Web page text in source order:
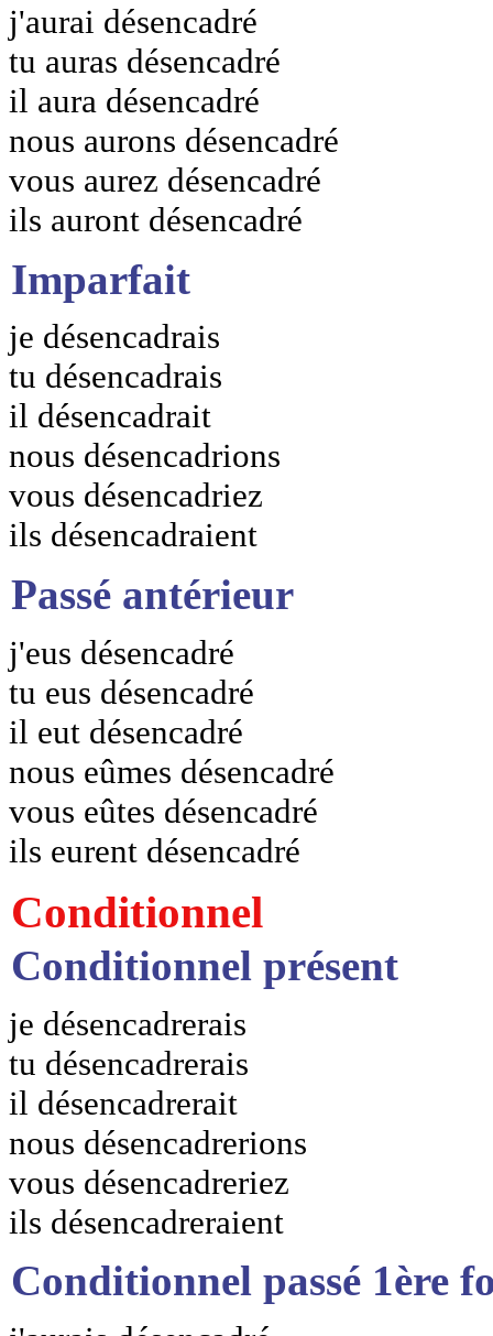
j'aurai désencadré
tu auras désencadré
il aura désencadré
nous aurons désencadré
vous aurez désencadré
ils auront désencadré
Imparfait
je désencadrais
tu désencadrais
il désencadrait
nous désencadrions
vous désencadriez
ils désencadraient
Passé antérieur
j'eus désencadré
tu eus désencadré
il eut désencadré
nous eûmes désencadré
vous eûtes désencadré
ils eurent désencadré
Conditionnel
Conditionnel présent
je désencadrerais
tu désencadrerais
il désencadrerait
nous désencadrerions
vous désencadreriez
ils désencadreraient
Conditionnel passé 1ère